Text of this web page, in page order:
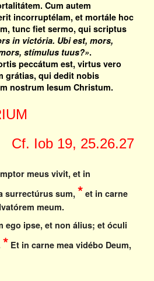
Cum autem
incorruptélam, et mortále hoc
tunc fiet sermo, qui scriptus
in victória. Ubi est, mors,
stímulus tuus?».
peccátum est, virtus vero
grátias, qui dedit nobis
nostrum Iesum Christum.
Cf. Iob 19, 25.26.27
meus vivit, et in
surrectúrus sum, * et in carne
meum.
ego ipse, et non álius; et óculi
* Et in carne mea vidébo Deum,